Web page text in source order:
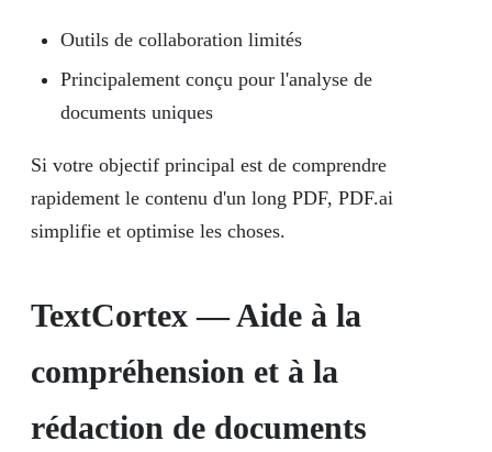
Outils de collaboration limités
Principalement conçu pour l'analyse de
documents uniques
Si votre objectif principal est de comprendre
rapidement le contenu d'un long PDF, PDF.ai
simplifie et optimise les choses.
TextCortex — Aide à la
compréhension et à la
rédaction de documents